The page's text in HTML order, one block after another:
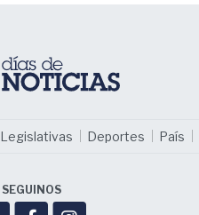
Legislativas Deportes País
SEGUINOS